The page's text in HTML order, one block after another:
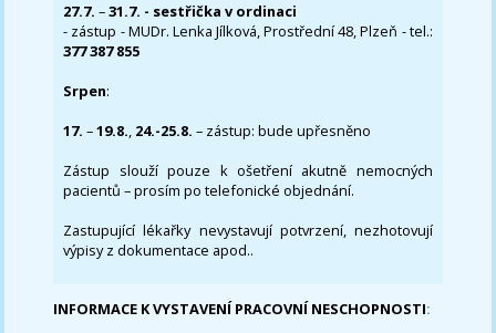
27.7.–31.7. - sestřička v ordinaci
- zástup - MUDr. Lenka Jílková, Prostřední 48, Plzeň - tel.:
377 387 855
Srpen:
17. –19.8., 24.-25.8. – zástup: bude upřesněno
Zástup slouží pouze k ošetření akutně nemocných
pacientů – prosím po telefonické objednání.
Zastupující lékařky nevystavují potvrzení, nezhotovují
výpisy z dokumentace apod..
INFORMACE K VYSTAVENÍ PRACOVNÍ NESCHOPNOSTI: